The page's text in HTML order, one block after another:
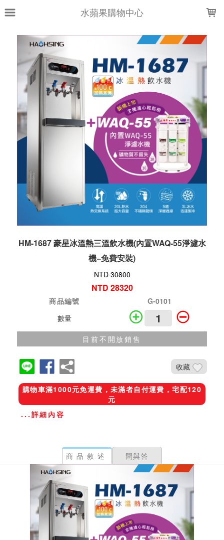
水蘋果購物中心
HM-1687 豪星冰溫熱三溫飲水機(內置WAQ-55淨濾水
機~免費安裝)
NTD 30800
NTD 28320
商品編號
G-0101
數量
目前不開放銷售
收藏
購物車滿1000元免運費，未滿者自付運費，宅配120
元
...詳細內容
商品敘述 問與答